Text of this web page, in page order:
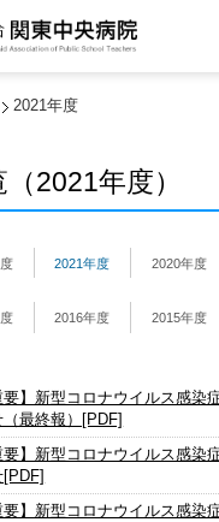
2021年度
2021年度）
2021年度 2020年度
2016年度 2015年度
要】新型コロナウイルス感染
（最終報）[PDF]
要】新型コロナウイルス感染
[PDF]
要】新型コロナウイルス感染